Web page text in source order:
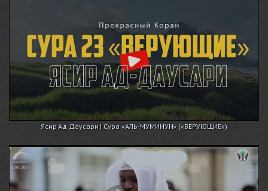
Ясир Ад Даусари | Сура «АЛЬ-МУМИНУН» («ВЕРУЮЩИЕ»)